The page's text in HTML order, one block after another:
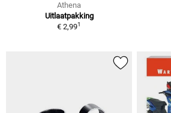
Athena
Uitlaatpakking
€ 2,991